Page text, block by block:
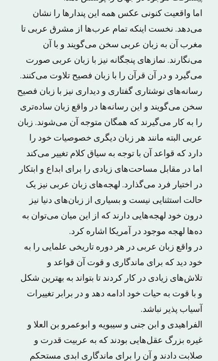
اما واقعیت کنونی عکس همه این پندارها را نشان
می‌دهد. نخست اینکه تمام عرب‌ها از مشرق عربی تا
مغرب آن به زبان عربی سخن می‌گویند و با آن
می‌نگارند. نمازهای پنجگانه نیز با زبان عربی صورت
می‌گیرد و در آن قرآن را با زبان فصیح تلاوت می‌کنند.
رسانه‌های نوشتاری گفتاری و دیداری نیز با زبان فصیح
سخن می‌گویند و این رسانه‌ها در واقع زبان ساده‌تری
را به کار می‌گیرند که همگان متوجه آن می‌شوند. زبان
عربی البته مانند هر زبان دیگری خصوصیات خود را
دارد که قواعد آن با توجه به سیاق کلام تغییر می‌کند
اما در مقابل مساحت‌های زیادی را برای ابداع و ابتکار
در اختیار فرد می‌گذارد. لهجه‌های زبان عربی نیز یک
حالت استثنایی نیست و بسیاری از زبان‌های دنیا نیز
درون خود لهجه‌هایی دارند که از این میان می‌توان به
ده‌ها لهجه موجود در آمریکا اشاره کرد.
در واقع زبان عربی در هر دوره تاریخی علمایی را به
خود دید که برای ماندگاری و قوت آن قواعد و
تلاش‌های زیادی در کار کردند تا بتواند به بهترین شکل
و با قوت به حیات خود ادامه دهد و در برابر تغییرات
آسیاب پذیر نباشد.
الفراهیدی و ابن جنی و سیبویه و ابوعمرو بن العلا و
غیره بزرگ عقل‌هایی بودند که به عربیت قدرت و
صلابت دادند و آن را برای ماندگاری ابدی مستحکم